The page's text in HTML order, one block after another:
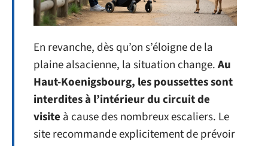
En revanche, dès qu’on s’éloigne de la
plaine alsacienne, la situation change.Au
Haut-Koenigsbourg, les poussettes sont
interdites à l’intérieur du circuit de
visite à cause des nombreux escaliers. Le
site recommande explicitement de prévoir